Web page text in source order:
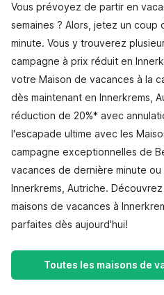
Vous prévoyez de partir en
semaines ? Alors, jetez un
minute. Vous y trouverez
campagne à prix réduit en
votre Maison de vacances à la
dès maintenant en Innerkrems,
réduction de 20%* avec
l'escapade ultime avec les
campagne exceptionnelles de
vacances de dernière minute
Innerkrems, Autriche.
maisons de vacances à
parfaites dès aujourd'hui!
Toutes les maisons de